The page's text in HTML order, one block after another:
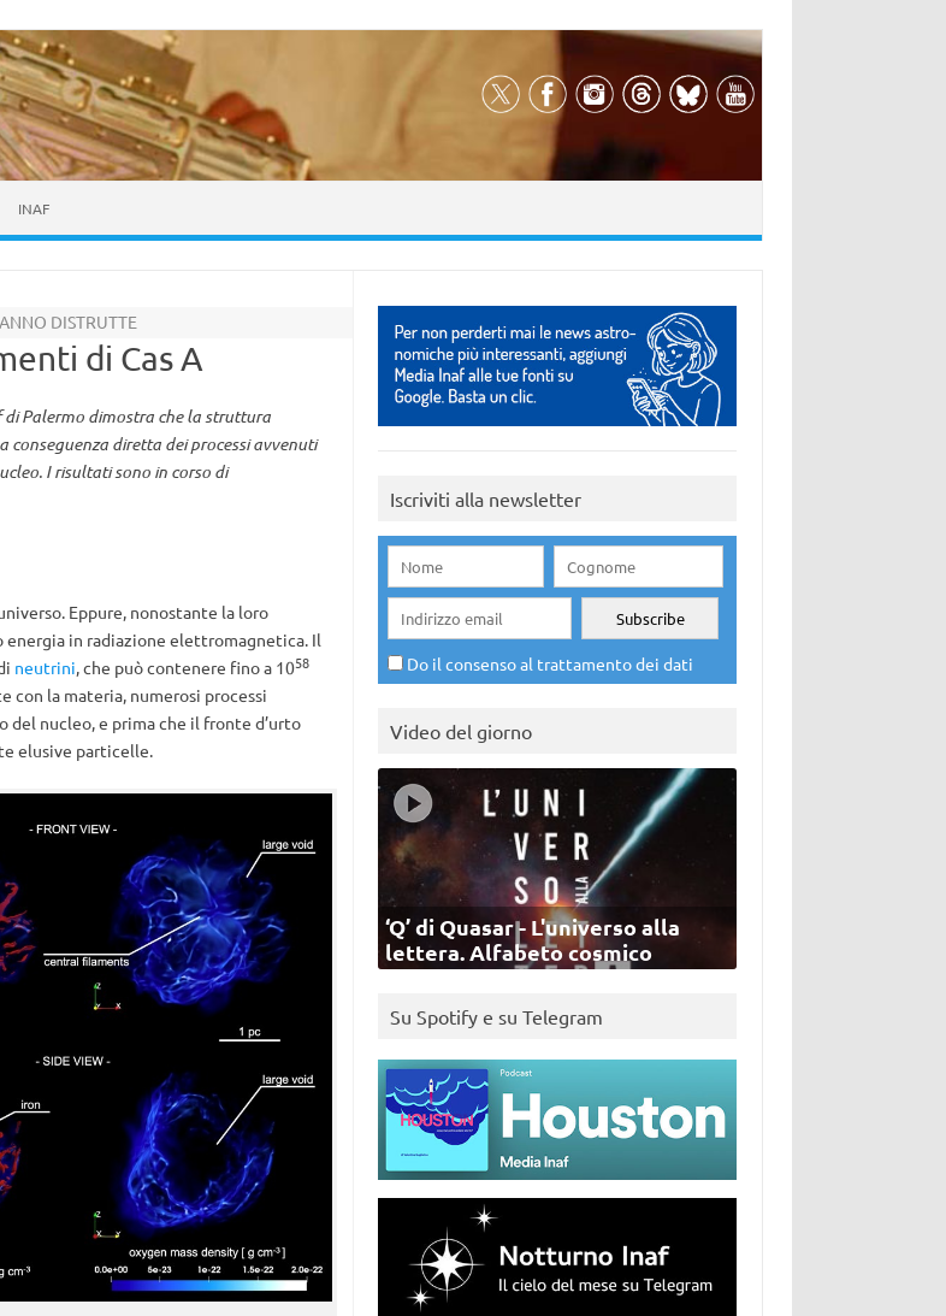
INAF
DISTRUTTE
di Cas A
Palermo dimostra che la struttura
conseguenza diretta dei processi avvenuti
I risultati sono in corso di
Eppure, nonostante la loro
energia in radiazione elettromagnetica. Il
neutrini, che può contenere fino a 1058
la materia, numerosi processi
del nucleo, e prima che il fronte d’urto
elusive particelle.
Iscriviti alla newsletter
Do il consenso al trattamento dei dati
Video del giorno
‘Q’ di Quasar - L'universo alla
lettera. Alfabeto cosmico
Su Spotify e su Telegram